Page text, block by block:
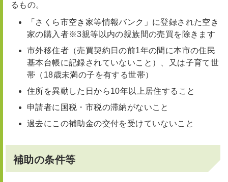
るもの。
「さくら市空き家等情報バンク」に登録された空き
家の購入者※3親等以内の親族間の売買を除きます
市外移住者（売買契約日の前1年の間に本市の住民
基本台帳に記録されていないこと）、又は子育て世
帯（18歳未満の子を有する世帯）
住所を異動した日から10年以上居住すること
申請者に国税・市税の滞納がないこと
過去にこの補助金の交付を受けていないこと
補助の条件等